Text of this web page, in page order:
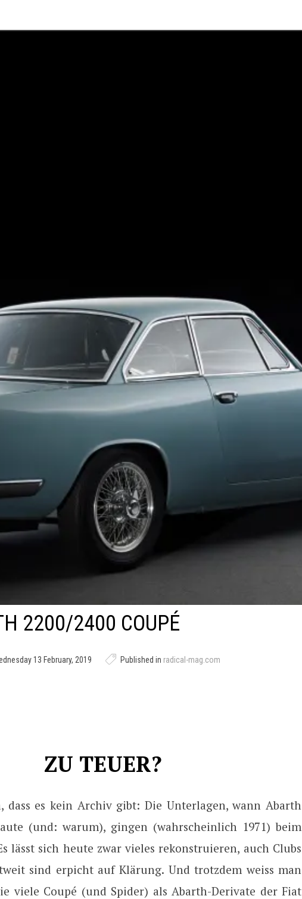
2200/2400 COUPÉ
13 February, 2019 Published in radical-mag.com
ZU TEUER?
dass es kein Archiv gibt: Die Unterlagen, wann Abarth
(und: warum), gingen (wahrscheinlich 1971) beim
lässt sich heute zwar vieles rekonstruieren, auch Clubs
sind erpicht auf Klärung. Und trotzdem weiss man
viele Coupé (und Spider) als Abarth-Derivate der Fiat